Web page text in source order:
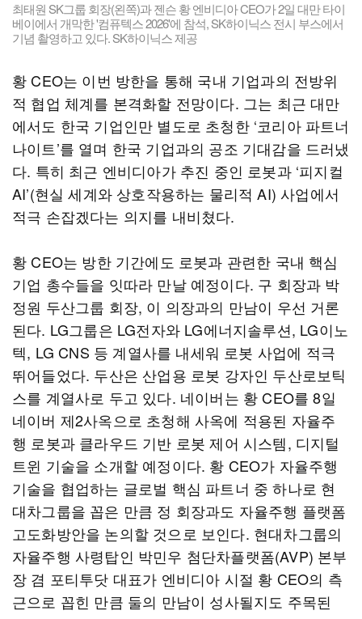
최태원 SK그룹 회장(왼쪽)과 젠슨 황 엔비디아 CEO가 2일 대만 타이
베이에서 개막한 '컴퓨텍스 2026'에 참석, SK하이닉스 전시 부스에서
기념 촬영하고 있다. SK하이닉스 제공
황 CEO는 이번 방한을 통해 국내 기업과의 전방위
적 협업 체계를 본격화할 전망이다. 그는 최근 대만
에서도 한국 기업인만 별도로 초청한 ‘코리아 파트너
나이트’를 열며 한국 기업과의 공조 기대감을 드러냈
다. 특히 최근 엔비디아가 추진 중인 로봇과 ‘피지컬
AI’(현실 세계와 상호작용하는 물리적 AI) 사업에서
적극 손잡겠다는 의지를 내비쳤다.
황 CEO는 방한 기간에도 로봇과 관련한 국내 핵심
기업 총수들을 잇따라 만날 예정이다. 구 회장과 박
정원 두산그룹 회장, 이 의장과의 만남이 우선 거론
된다. LG그룹은 LG전자와 LG에너지솔루션, LG이노
텍, LG CNS 등 계열사를 내세워 로봇 사업에 적극
뛰어들었다. 두산은 산업용 로봇 강자인 두산로보틱
스를 계열사로 두고 있다. 네이버는 황 CEO를 8일
네이버 제2사옥으로 초청해 사옥에 적용된 자율주
행 로봇과 클라우드 기반 로봇 제어 시스템, 디지털
트윈 기술을 소개할 예정이다. 황 CEO가 자율주행
기술을 협업하는 글로벌 핵심 파트너 중 하나로 현
대차그룹을 꼽은 만큼 정 회장과도 자율주행 플랫폼
고도화방안을 논의할 것으로 보인다. 현대차그룹의
자율주행 사령탑인 박민우 첨단차플랫폼(AVP) 본부
장 겸 포티투닷 대표가 엔비디아 시절 황 CEO의 측
근으로 꼽힌 만큼 둘의 만남이 성사될지도 주목된